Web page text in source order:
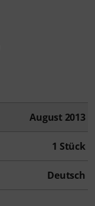
August 2013
1 Stück
Deutsch